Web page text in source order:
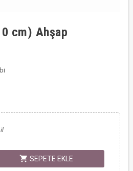
cm) Ahşap
shopping_cart SEPETE EKLE